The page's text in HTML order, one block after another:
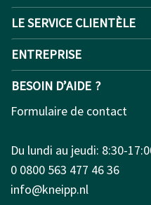
LE SERVICE CLIENTÈLE
ENTREPRISE
BESOIN D’AIDE ?
Formulaire de contact
Du lundi au jeudi: 8:30-
0 0800 563 477 46 36
info@kneipp.nl